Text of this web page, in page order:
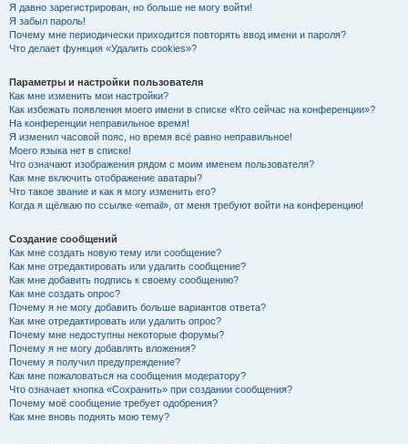
Я давно зарегистрирован, но больше не могу войти!
Я забыл пароль!
Почему мне периодически приходится повторять ввод имени и пароля?
Что делает функция «Удалить cookies»?
Параметры и настройки пользователя
Как мне изменить мои настройки?
Как избежать появления моего имени в списке «Кто сейчас на конференции»?
На конференции неправильное время!
Я изменил часовой пояс, но время всё равно неправильное!
Моего языка нет в списке!
Что означают изображения рядом с моим именем пользователя?
Как мне включить отображение аватары?
Что такое звание и как я могу изменить его?
Когда я щёлкаю по ссылке «email», от меня требуют войти на конференцию!
Создание сообщений
Как мне создать новую тему или сообщение?
Как мне отредактировать или удалить сообщение?
Как мне добавить подпись к своему сообщению?
Как мне создать опрос?
Почему я не могу добавить больше вариантов ответа?
Как мне отредактировать или удалить опрос?
Почему мне недоступны некоторые форумы?
Почему я не могу добавлять вложения?
Почему я получил предупреждение?
Как мне пожаловаться на сообщения модератору?
Что означает кнопка «Сохранить» при создании сообщения?
Почему моё сообщение требует одобрения?
Как мне вновь поднять мою тему?